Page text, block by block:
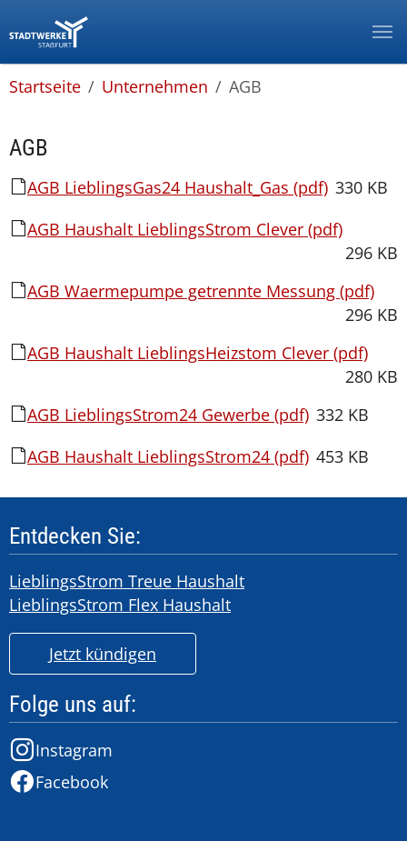
Zur Hauptnavigation springen
Zum Hauptinhalt springen
Zum Footer springen
Zur Info-Navigation springen
You are here:
Startseite Unternehmen AGB
AGB
AGB LieblingsGas24 Haushalt_Gas (pdf) 330 KB
AGB Haushalt LieblingsStrom Clever (pdf)
296 KB
AGB Waermepumpe getrennte Messung (pdf)
296 KB
AGB Haushalt LieblingsHeizstom Clever (pdf)
280 KB
AGB LieblingsStrom24 Gewerbe (pdf) 332 KB
AGB Haushalt LieblingsStrom24 (pdf) 453 KB
Entdecken Sie:
LieblingsStrom Treue Haushalt
LieblingsStrom Flex Haushalt
Jetzt kündigen
Folge uns auf:
Instagram
Facebook